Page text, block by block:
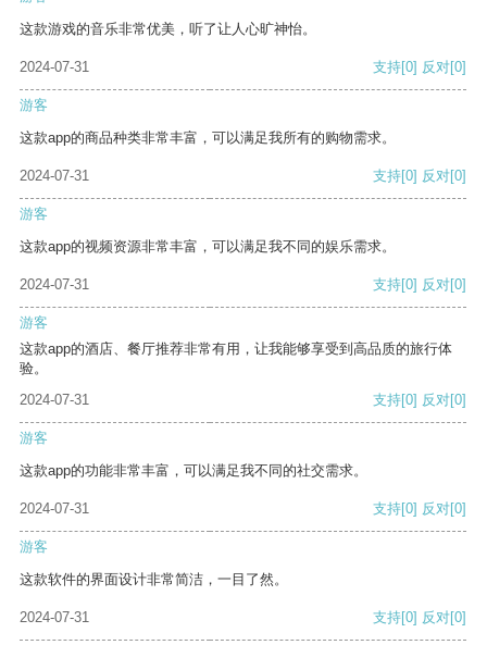
这款游戏的音乐非常优美，听了让人心旷神怡。
2024-07-31 支持[0] 反对[0]
游客
这款app的商品种类非常丰富，可以满足我所有的购物需求。
2024-07-31 支持[0] 反对[0]
游客
这款app的视频资源非常丰富，可以满足我不同的娱乐需求。
2024-07-31 支持[0] 反对[0]
游客
这款app的酒店、餐厅推荐非常有用，让我能够享受到高品质的旅行体
验。
2024-07-31
支持[0] 反对[0]
游客
这款app的功能非常丰富，可以满足我不同的社交需求。
2024-07-31 支持[0] 反对[0]
游客
这款软件的界面设计非常简洁，一目了然。
2024-07-31 支持[0] 反对[0]